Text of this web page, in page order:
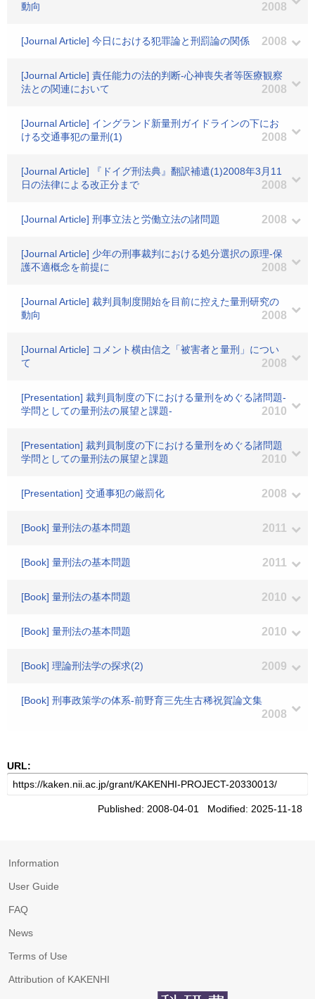
動向
2008
[Journal Article] 今日における犯罪論と刑罰論の関係 2008
[Journal Article] 責任能力の法的判断-心神喪失者等医療観察
法との関連において
2008
[Journal Article] イングランド新量刑ガイドラインの下にお
ける交通事犯の量刑(1)
2008
[Journal Article] 『ドイグ刑法典』翻訳補遺(1)2008年3月11
日の法律による改正分まで
2008
[Journal Article] 刑事立法と労働立法の諸問題 2008
[Journal Article] 少年の刑事裁判における処分選択の原理-保
護不適概念を前提に
2008
[Journal Article] 裁判員制度開始を目前に控えた量刑研究の
動向
2008
[Journal Article] コメント横由信之「被害者と量刑」につい
て
2008
[Presentation] 裁判員制度の下における量刑をめぐる諸問題-
学問としての量刑法の展望と課題-
2010
[Presentation] 裁判員制度の下における量刑をめぐる諸問題
学問としての量刑法の展望と課題
2010
[Presentation] 交通事犯の厳罰化 2008
[Book] 量刑法の基本問題 2011
[Book] 量刑法の基本問題 2011
[Book] 量刑法の基本問題 2010
[Book] 量刑法の基本問題 2010
[Book] 理論刑法学の探求(2) 2009
[Book] 刑事政策学の体系-前野育三先生古稀祝賀論文集
2008
URL:
Published: 2008-04-01 Modified: 2025-11-18
Information
User Guide
FAQ
News
Terms of Use
Attribution of KAKENHI